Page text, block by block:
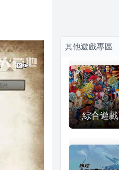
其他遊戲專區
綜合遊戲